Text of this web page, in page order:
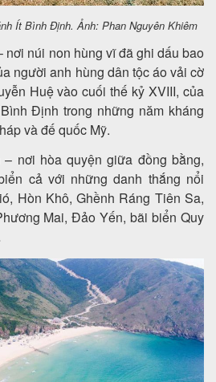
Ít Bình Định. Ảnh: Phan Nguyên Khiêm
núi non hùng vĩ đã ghi dấu bao
người anh hùng dân tộc áo vải cờ
Huệ vào cuối thế kỷ XVIII, của
Định trong những năm kháng
và đế quốc Mỹ.
nơi hòa quyện giữa đồng bằng,
cả với những danh thắng nổi
Hòn Khô, Ghềnh Ráng Tiên Sa,
Mai, Đảo Yến, bãi biển Quy